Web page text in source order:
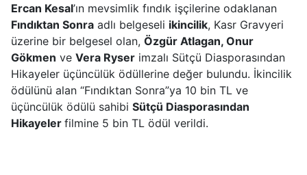
Ercan Kesal’ın mevsimlik fındık işçilerine odaklanan
Fındıktan Sonra adlı belgeseli ikincilik, Kasr Gravyeri
üzerine bir belgesel olan, Özgür Atlagan, Onur
Gökmen ve Vera Ryser imzalı Sütçü Diasporasından
Hikayeler üçüncülük ödüllerine değer bulundu. İkincilik
ödülünü alan “Fındıktan Sonra”ya 10 bin TL ve
üçüncülük ödülü sahibi Sütçü Diasporasından
Hikayeler filmine 5 bin TL ödül verildi.